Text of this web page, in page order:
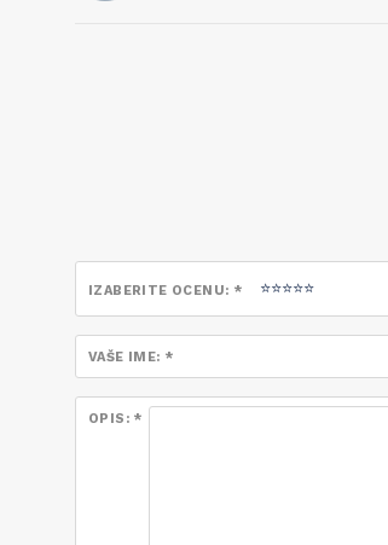
IZABERITE OCENU: *
VAŠE IME: *
OPIS: *